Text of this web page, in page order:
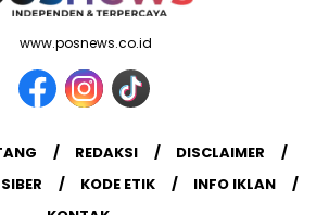
www.posnews.co.id
REDAKSI
DISCLAIMER
KODE ETIK
INFO IKLAN